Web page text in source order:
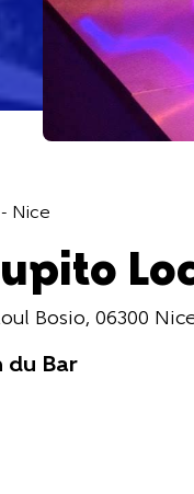
Nice
Bosio, 06300
du Bar